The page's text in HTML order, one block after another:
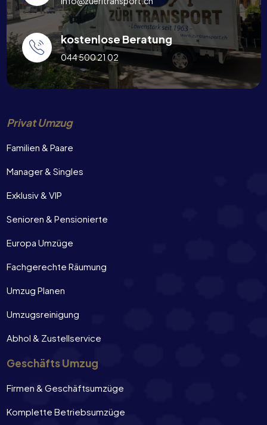
kostenlose Beratung
044 500 21 02
Privat Umzug
Familien & Paare
Manager & Singles
Exklusiv & VIP
Senioren & Pensionierte
Europa Umzüge
Fachgerechte Räumung
Umzug Planen
Umzugsreinigung
Abhol & Zustellservice
Geschäfts Umzug
Firmen & Geschäftsumzüge
Komplette Betriebsumzüge